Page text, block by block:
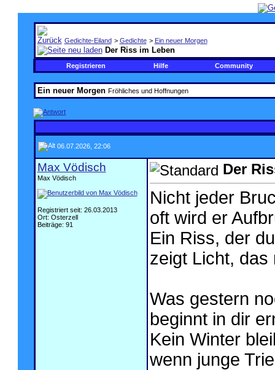
Gedichte-Eiland > Gedichte > Ein neuer Morgen
Der Riss im Leben
Registrieren Hilfe Community
Ein neuer Morgen Fröhliches und Hoffnungen
06.07.2026, 22:06
Max Vödisch
Max Vödisch
Registriert seit: 26.03.2013
Ort: Osterzell
Beiträge: 91
Der
Nicht jeder
oft wird er
Ein Riss, der
zeigt Licht, das
Was gestern
beginnt in dir
Kein Winter
wenn junge